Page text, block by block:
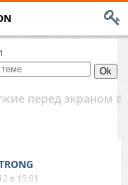
1
перед экраном в
в 15:01